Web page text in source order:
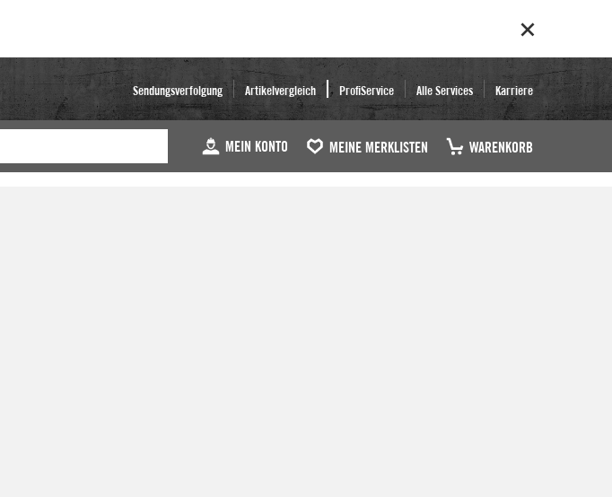
Sendungsverfolgung Artikelvergleich ProfiService Alle Services Karriere
MEIN KONTO MEINE MERKLISTEN WARENKORB